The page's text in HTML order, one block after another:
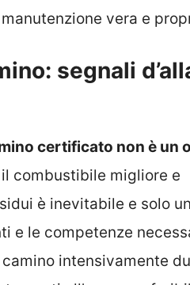
vera e
segnali
certificato non è un
combustibile migliore e
è inevitabile e solo un
e le competenze
intensivamente